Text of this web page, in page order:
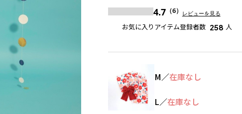
4.7（6） レビューを見る
お気に入りアイテム登録者数 258 人
M／在庫なし
L／在庫なし